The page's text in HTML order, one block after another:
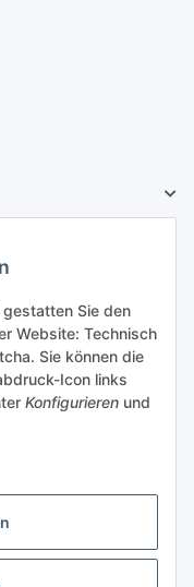
gestatten Sie den
Website: Technisch
Sie können die
Icon links
Konfigurieren und
für die Einholung von
dass es es sich um